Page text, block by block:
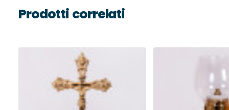
Prodotti correlati